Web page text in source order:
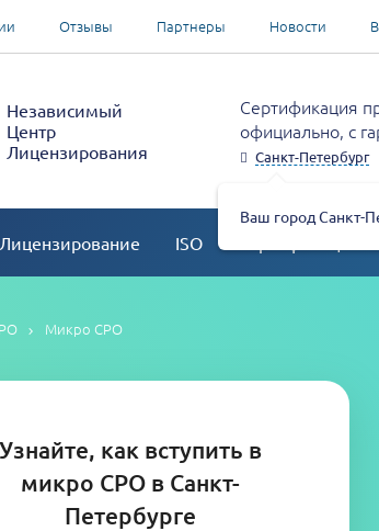
Отзывы Партнеры Новости
Независимый
Центр
Лицензирования
Сертификация
официально, с
Санкт-Петербург
Ваш город Санкт-
Лицензирование ISO
Микро СРО
Узнайте, как вступить в
микро СРО в Санкт-
Петербурге